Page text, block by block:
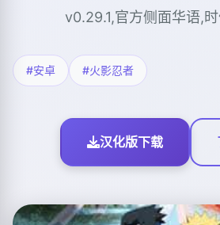
v0.29.1,官方侧面华语,
#安卓 #火影忍者
汉化版下载